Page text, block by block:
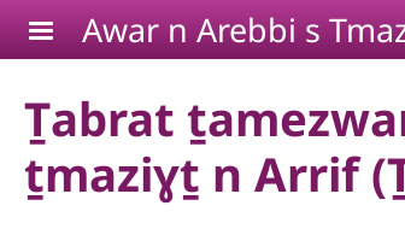
Skip to main content
Awar n Arebbi s
Ṯabrat
ṯmaziɣṯ n Arrif